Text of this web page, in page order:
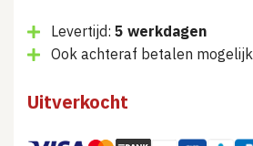
Levertijd: 5 werkdagen
Ook achteraf betalen mogelijk
Uitverkocht